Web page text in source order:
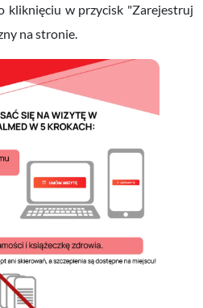
kliknięciu w przycisk "Zarejestruj
na stronie.